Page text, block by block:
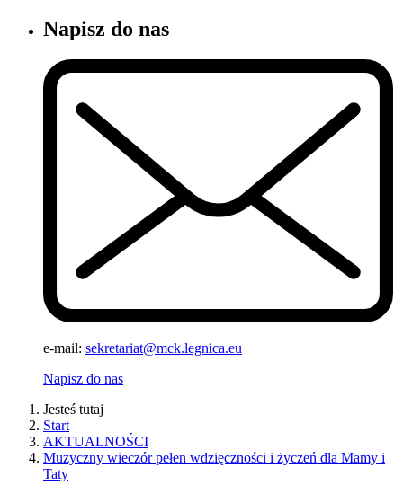
Napisz do nas
e-mail: sekretariat@mck.legnica.eu
Napisz do nas
Jesteś tutaj
Start
AKTUALNOŚCI
Muzyczny wieczór pełen wdzięczności i życzeń dla Mamy i
Taty